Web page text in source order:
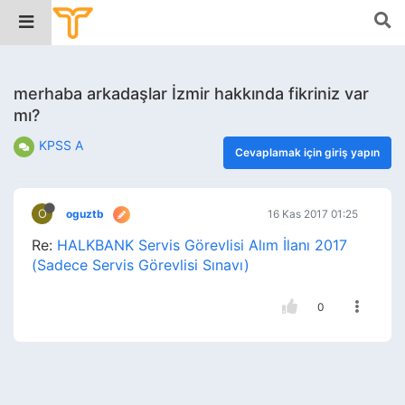
merhaba arkadaşlar İzmir hakkında fikriniz var
mı?
KPSS A Cevaplamak için giriş yapın
O oguztb 16 Kas 2017 01:25
Re: HALKBANK Servis Görevlisi Alım İlanı 2017
(Sadece Servis Görevlisi Sınavı)
0